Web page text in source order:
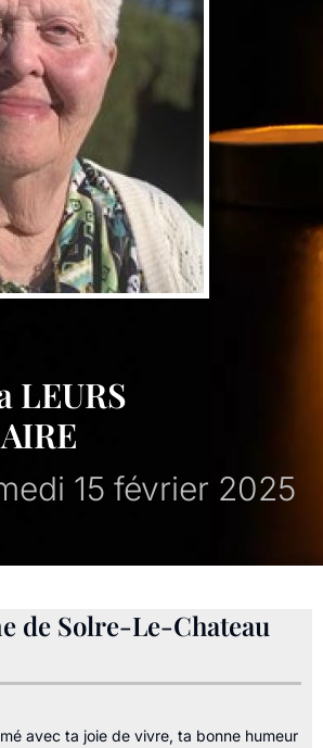
LEURS
15 février 2025
de Solre-Le-Chateau
avec ta joie de vivre, ta bonne humeur